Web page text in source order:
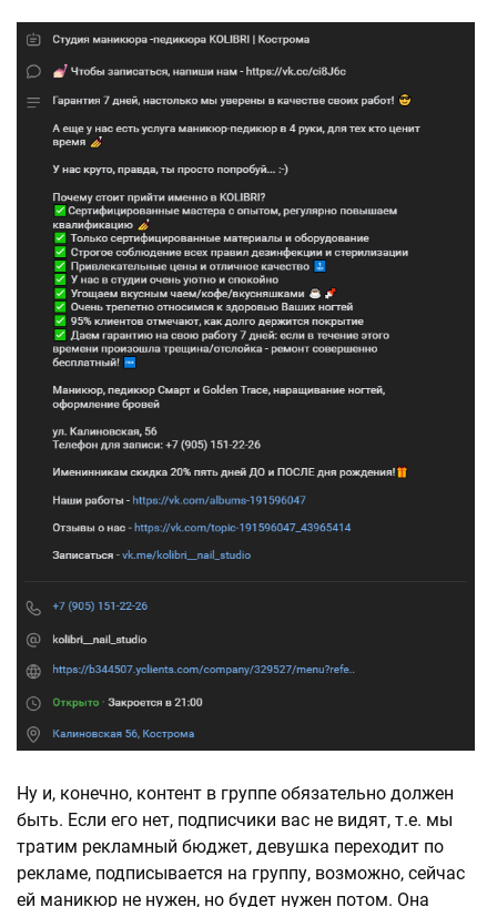
Ну и, конечно, контент в группе обязательно должен
быть. Если его нет, подписчики вас не видят, т.е. мы
тратим рекламный бюджет, девушка переходит по
рекламе, подписывается на группу, возможно, сейчас
ей маникюр не нужен, но будет нужен потом. Она